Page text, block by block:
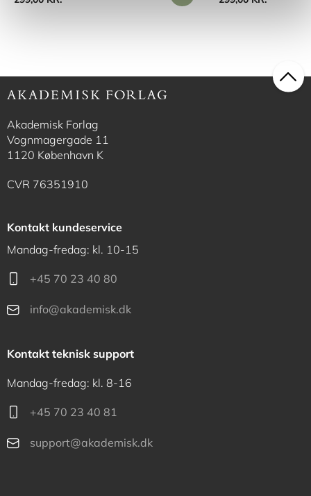
Akademisk Forlag
Vognmagergade 11
1120 København K
CVR 76351910
Kontakt kundeservice
Mandag-fredag: kl. 10-15
+45 70 23 40 80
info@akademisk.dk
Kontakt teknisk support
Mandag-fredag: kl. 8-16
+45 70 23 40 81
support@akademisk.dk